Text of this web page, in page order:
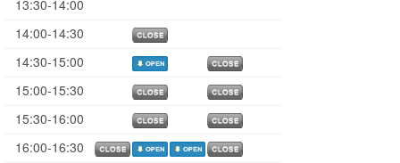
13:30-14:00
14:00-14:30
14:30-15:00
15:00-15:30
15:30-16:00
16:00-16:30